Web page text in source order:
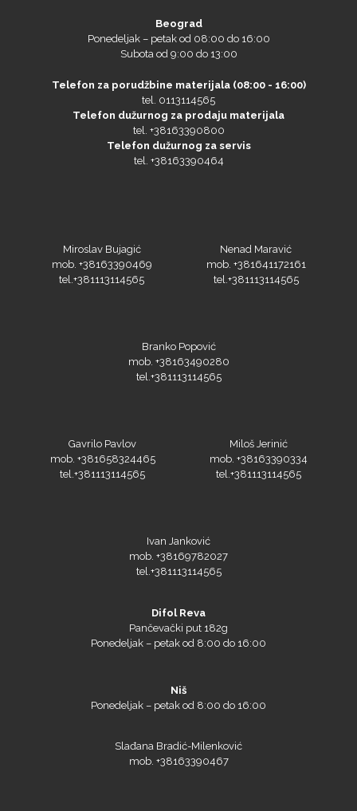
Beograd
Ponedeljak – petak od 08:00 do 16:00
Subota od 9:00 do 13:00
Telefon za porudžbine materijala (08:00 - 16:00)
tel. 0113114565
Telefon dužurnog za prodaju materijala
tel. +38163390800
Telefon dužurnog za servis
tel. +38163390464
Miroslav Bujagić
mob. +38163390469
tel.+381113114565
Nenad Maravić
mob. +381641172161
tel.+381113114565
Branko Popović
mob. +38163490280
tel.+381113114565
Gavrilo Pavlov
mob. +381658324465
tel.+381113114565
Miloš Jerinić
mob. +38163390334
tel.+381113114565
Ivan Janković
mob. +38169782027
tel.+381113114565
Difol Reva
Pančevački put 182g
Ponedeljak – petak od 8:00 do 16:00
Niš
Ponedeljak – petak od 8:00 do 16:00
Slađana Bradić-Milenković
mob. +38163390467